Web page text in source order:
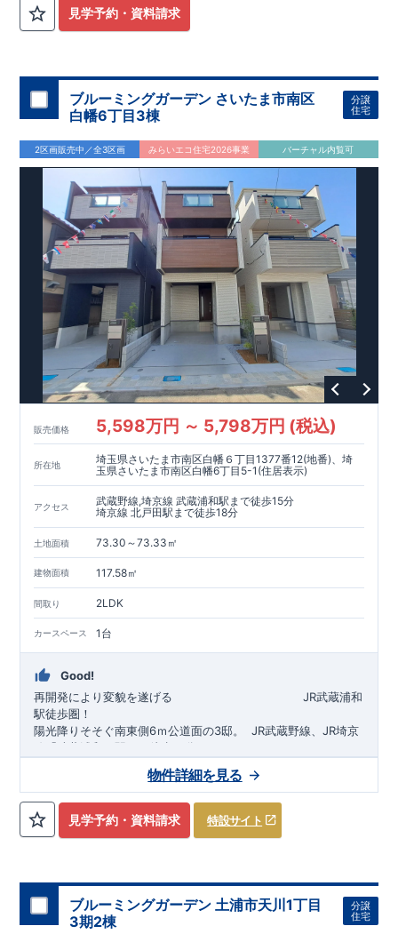
計住宅性能評価】 ​建物設計段階で、国が定めた
関
が評価しております！ ​ 【 建設
地震に強い住宅です！​冬は暖かく夏は涼しくて快適♪ 省エ
ネに優れた断熱等性能５を取得！ ​ ​ その他項目も評価を受け
ており、性能に特化した住宅です！
広々とした敷地！ ​敷地は44坪超
間取りプラン採用！
​ ​◆こだわりの内装！
洗濯物が干せる室内物干し ​浴室乾燥暖房機付き！​食洗機
付きシステムキッチン！​ ​
平日、休日 時間帯問わずご案内可
能です！​お気軽にお問い合わせください！ ​【お問い合わせ】
048-710-5571 (営業時間 9:30～18:30 火水定休日)
見学予約・資料請求
ブルーミングガーデン さいたま市南区
白幡6丁目3棟
分譲
住宅
2区画販売中／全3区画 みらいエコ住宅2026事業 バーチャル内覧可
販売価格 5,598万円 ～ 5,798万円 (税込)
所在地
埼玉県さいたま市南区白幡６丁目1377番12(地番)、埼
玉県さいたま市南区白幡6丁目5-1(住居表示)
アクセス
武蔵野線,埼京線 武蔵浦和駅まで徒歩15分
埼京線 北戸田駅まで徒歩18分
土地面積 73.30～73.33㎡
建物面積 117.58㎡
間取り 2LDK
カースペース 1台
Good!
再開発により変貌を遂げる ​JR武蔵浦和
駅徒歩圏！
陽光降りそそぐ南東側6ｍ公道面の3邸。
​JR武蔵野線、JR埼京
線「 武蔵浦和 」駅まで徒歩15 分
自転車で約5分
JR埼京線「北戸田」駅まで徒歩18分​
​◆設計・建設性能評価ｗ取得！​◎性能評価とは
宅性能評価】
評価しております！ ​ 【建設 住宅性能評価】​
関 により、建物完成までに 計4回
優れた断熱等性能５を取得！​ ​その他項目も評価を受けてお
り、
性能に特化した住宅です！
​◆子育て環境良好！ ​ 辻小学校
2（3）LDKの間取りプラン採用！​​◆こだわりの内装！​家
族構成の変化に対応可能な可変型プラン！​全居室クローゼッ
ト付き！ ​ ​◆充実した設備！ ​
冬でも快適！LDK床暖房標準装
雨の日でも洗濯物が干せる
見学予約・資料請求 特設サイト
物件詳細を見る
ブルーミングガーデン 土浦市天川1丁目
3期2棟
分譲
住宅